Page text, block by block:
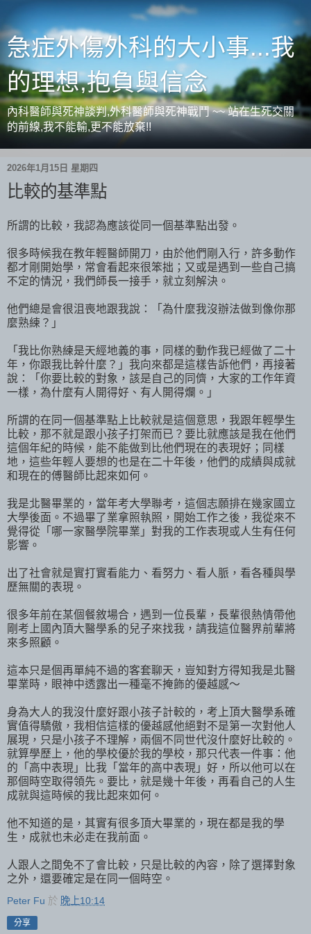
急症外傷外科的大小事...我
的理想,抱負與信念
內科醫師與死神談判,外科醫師與死神戰鬥 ~~ 站在生死交關
的前線,我不能輸,更不能放棄!!
2026年1月15日 星期四
比較的基準點
所謂的比較，我認為應該從同一個基準點出發。
很多時候我在教年輕醫師開刀，由於他們剛入行，許多動作
都才剛開始學，常會看起來很笨拙；又或是遇到一些自己搞
不定的情況，我們師長一接手，就立刻解決。
他們總是會很沮喪地跟我說：「為什麼我沒辦法做到像你那
麼熟練？」
「我比你熟練是天經地義的事，同樣的動作我已經做了二十
年，你跟我比幹什麼？」我向來都是這樣告訴他們，再接著
說：「你要比較的對象，該是自己的同儕，大家的工作年資
一樣，為什麼有人開得好、有人開得爛。」
所謂的在同一個基準點上比較就是這個意思，我跟年輕學生
比較，那不就是跟小孩子打架而已？要比就應該是我在他們
這個年紀的時候，能不能做到比他們現在的表現好；同樣
地，這些年輕人要想的也是在二十年後，他們的成績與成就
和現在的傅醫師比起來如何。
我是北醫畢業的，當年考大學聯考，這個志願排在幾家國立
大學後面。不過畢了業拿照執照，開始工作之後，我從來不
覺得從「哪一家醫學院畢業」對我的工作表現或人生有任何
影響。
出了社會就是實打實看能力、看努力、看人脈，看各種與學
歷無關的表現。
很多年前在某個餐敘場合，遇到一位長輩，長輩很熱情帶他
剛考上國內頂大醫學系的兒子來找我，請我這位醫界前輩將
來多照顧。
這本只是個再單純不過的客套聊天，豈知對方得知我是北醫
畢業時，眼神中透露出一種毫不掩飾的優越感～
身為大人的我沒什麼好跟小孩子計較的，考上頂大醫學系確
實值得驕傲，我相信這樣的優越感他絕對不是第一次對他人
展現，只是小孩子不理解，兩個不同世代沒什麼好比較的。
就算學歷上，他的學校優於我的學校，那只代表一件事：他
的「高中表現」比我「當年的高中表現」好，所以他可以在
那個時空取得領先。要比，就是幾十年後，再看自己的人生
成就與這時候的我比起來如何。
他不知道的是，其實有很多頂大畢業的，現在都是我的學
生，成就也未必走在我前面。
人跟人之間免不了會比較，只是比較的內容，除了選擇對象
之外，還要確定是在同一個時空。
Peter Fu 於 晚上10:14
分享